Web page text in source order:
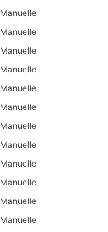
Manuelle
Manuelle
Manuelle
Manuelle
Manuelle
Manuelle
Manuelle
Manuelle
Manuelle
Manuelle
Manuelle
Manuelle